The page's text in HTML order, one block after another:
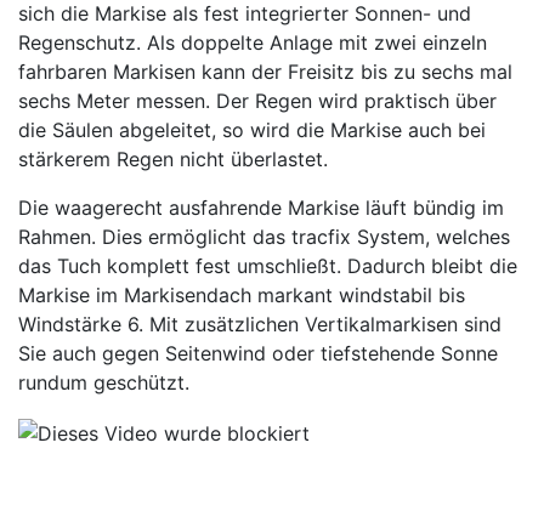
sich die Markise als fest integrierter Sonnen- und
Regenschutz. Als doppelte Anlage mit zwei einzeln
fahrbaren Markisen kann der Freisitz bis zu sechs mal
sechs Meter messen. Der Regen wird praktisch über
die Säulen abgeleitet, so wird die Markise auch bei
stärkerem Regen nicht überlastet.
Die waagerecht ausfahrende Markise läuft bündig im
Rahmen. Dies ermöglicht das tracfix System, welches
das Tuch komplett fest umschließt. Dadurch bleibt die
Markise im Markisendach markant windstabil bis
Windstärke 6. Mit zusätzlichen Vertikalmarkisen sind
Sie auch gegen Seitenwind oder tiefstehende Sonne
rundum geschützt.